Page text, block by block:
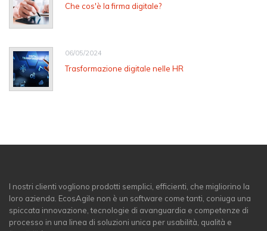
Che cos'è la firma digitale?
06/05/2024
Trasformazione digitale nelle HR
I nostri clienti vogliono prodotti semplici, efficienti, che migliorino la
loro azienda. EcosAgile non è un software come tanti, coniuga una
spiccata innovazione, tecnologie di avanguardia e competenze di
processo in una linea di soluzioni unica per usabilità, qualità e